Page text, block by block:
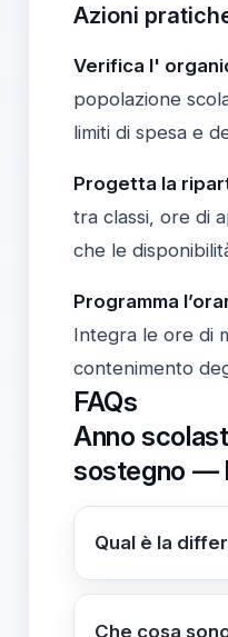
Azioni
Verifica l'
popolazione
limiti di spesa e
Progetta la
tra classi, ore di
che le
Programma
Integra le ore di
contenimento
FAQs
Anno
sostegno —
Qual è la
L'organico di
esigenze
Che cosa